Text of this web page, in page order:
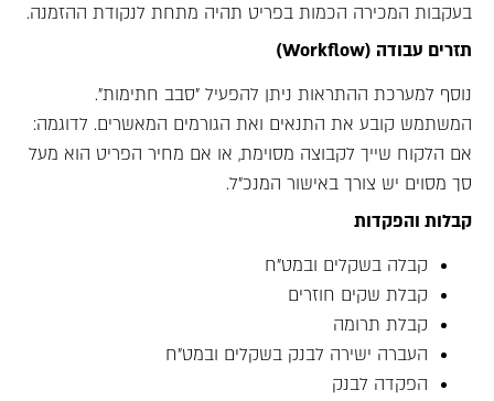
בעקבות המכירה הכמות בפריט תהיה מתחת לנקודת ההזמנה.
תזרים עבודה (Workflow)
נוסף למערכת ההתראות ניתן להפעיל "סבב חתימות".
המשתמש קובע את התנאים ואת הגורמים המאשרים. לדוגמה:
אם הלקוח שייך לקבוצה מסוימת, או אם מחיר הפריט הוא מעל
סך מסוים יש צורך באישור המנכ"ל.
קבלות והפקדות
קבלה בשקלים ובמט"ח
קבלת שקים חוזרים
קבלת תרומה
העברה ישירה לבנק בשקלים ובמט"ח
הפקדה לבנק